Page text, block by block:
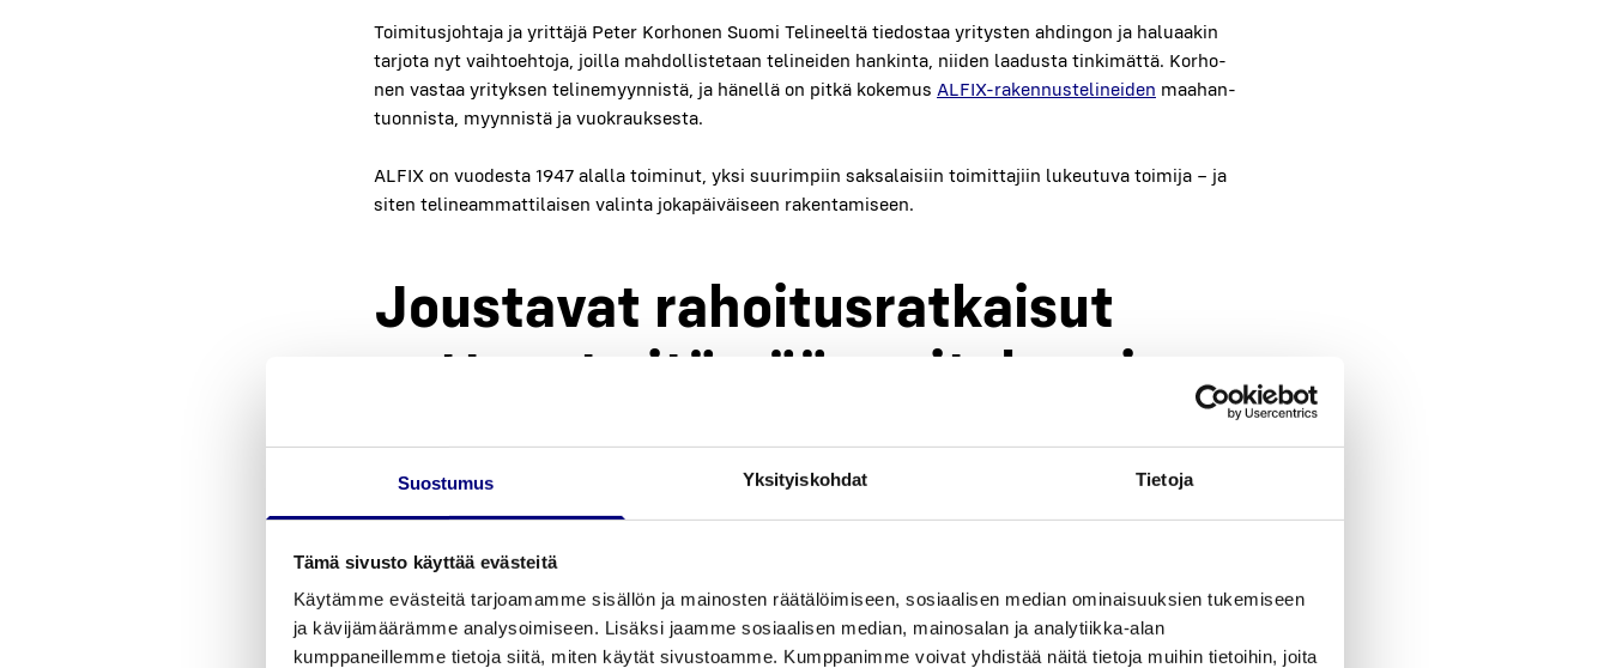
Suostumus Yksityiskohdat Tietoja
Tämä sivusto käyttää evästeitä
Käytämme evästeitä tarjoamamme sisällön ja mainosten räätälöimiseen, sosiaalisen median ominaisuuksien tukemiseen
ja kävijämäärämme analysoimiseen. Lisäksi jaamme sosiaalisen median, mainosalan ja analytiikka-alan
kumppaneillemme tietoja siitä, miten käytät sivustoamme. Kumppanimme voivat yhdistää näitä tietoja muihin tietoihin, joita
Toi­mi­tus­joh­ta­ja ja yrit­tä­jä Peter Kor­ho­nen Suo­mi Teli­neel­tä tie­dos­taa yri­tys­ten ahdin­gon ja halu­aa­kin
tar­jo­ta nyt vaih­toeh­to­ja, joil­la mah­dol­lis­te­taan teli­nei­den han­kin­ta, nii­den laa­dus­ta tin­ki­mät­tä. Kor­ho­
nen vas­taa yri­tyk­sen teli­ne­myyn­nis­tä, ja hänel­lä on pit­kä koke­mus ALFIX-raken­nus­te­li­nei­den maa­han­
tuon­nis­ta, myyn­nis­tä ja vuo­krauk­ses­ta.
ALFIX on vuo­des­ta 1947 alal­la toi­mi­nut, yksi suu­rim­piin sak­sa­lai­siin toi­mit­ta­jiin lukeu­tu­va toi­mi­ja – ja
siten teli­neam­mat­ti­lai­sen valin­ta joka­päi­väi­seen raken­ta­mi­seen.
Jous­ta­vat rahoi­tus­rat­kai­sut
aut­ta­vat pitä­mään yri­tyk­se­si
kas­san kun­nos­sa
Rahoi­tus­vaih­toeh­to­jen avul­la teli­nei­den han­kin­ta on mah­dol­lis­ta yri­tyk­sen talou­den sii­tä kär­si­mät­tä.
mah­dol­lis­ta vali­ta myös osa­mak­su. Hyvä vaih­toeh­to eri­tyi­ses­ti pro­jek­ti­luon­tei­seen tar­pee­seen on
myös teli­nei­den vuo­kraus.
Jous­ta­va rahoi­tus­mal­li mah­dol­lis­taa myös isom­pien teli­ne-erien han­kin­nat ja kus­tan­nuk­sen jaka­mi­